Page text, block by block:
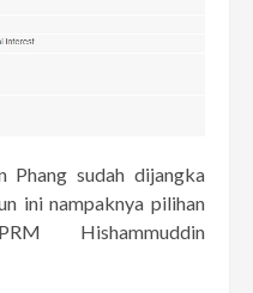
Phang sudah dijangka
ini nampaknya pilihan
Hishammuddin